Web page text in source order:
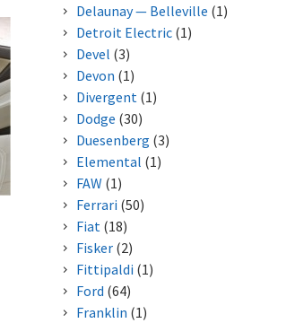
Delaunay — Belleville (1)
Detroit Electric(1)
Devel (3)
Devon (1)
Divergent (1)
Dodge (30)
Duesenberg (3)
Elemental (1)
FAW (1)
Ferrari (50)
Fiat (18)
Fisker(2)
Fittipaldi (1)
Ford (64)
Franklin (1)